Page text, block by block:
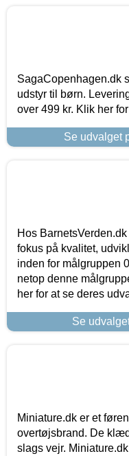
SagaCopenhagen.dk
udstyr til børn.
over 499 kr. Klik her
Se udvalget
Hos
fokus på kvalitet,
inden for målgruppen
netop denne
her for at se deres
Se
Miniature.dk er et
overtøjsbrand. De
slags vejr.